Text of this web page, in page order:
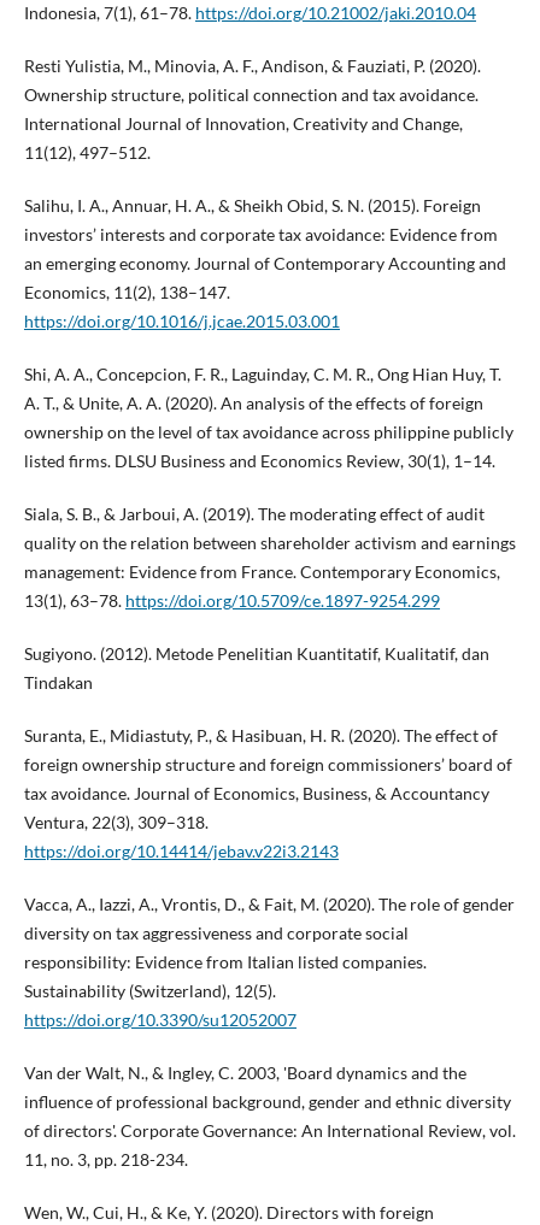
Indonesia, 7(1), 61–78. https://doi.org/10.21002/jaki.2010.04
Resti Yulistia, M., Minovia, A. F., Andison, & Fauziati, P. (2020).
Ownership structure, political connection and tax avoidance.
International Journal of Innovation, Creativity and Change,
11(12), 497–512.
Salihu, I. A., Annuar, H. A., & Sheikh Obid, S. N. (2015). Foreign
investors’ interests and corporate tax avoidance: Evidence from
an emerging economy. Journal of Contemporary Accounting and
Economics, 11(2), 138–147.
https://doi.org/10.1016/j.jcae.2015.03.001
Shi, A. A., Concepcion, F. R., Laguinday, C. M. R., Ong Hian Huy, T.
A. T., & Unite, A. A. (2020). An analysis of the effects of foreign
ownership on the level of tax avoidance across philippine publicly
listed firms. DLSU Business and Economics Review, 30(1), 1–14.
Siala, S. B., & Jarboui, A. (2019). The moderating effect of audit
quality on the relation between shareholder activism and earnings
management: Evidence from France. Contemporary Economics,
13(1), 63–78. https://doi.org/10.5709/ce.1897-9254.299
Sugiyono. (2012). Metode Penelitian Kuantitatif, Kualitatif, dan
Tindakan
Suranta, E., Midiastuty, P., & Hasibuan, H. R. (2020). The effect of
foreign ownership structure and foreign commissioners’ board of
tax avoidance. Journal of Economics, Business, & Accountancy
Ventura, 22(3), 309–318.
https://doi.org/10.14414/jebav.v22i3.2143
Vacca, A., Iazzi, A., Vrontis, D., & Fait, M. (2020). The role of gender
diversity on tax aggressiveness and corporate social
responsibility: Evidence from Italian listed companies.
Sustainability (Switzerland), 12(5).
https://doi.org/10.3390/su12052007
Van der Walt, N., & Ingley, C. 2003, 'Board dynamics and the
influence of professional background, gender and ethnic diversity
of directors'. Corporate Governance: An International Review, vol.
11, no. 3, pp. 218-234.
Wen, W., Cui, H., & Ke, Y. (2020). Directors with foreign